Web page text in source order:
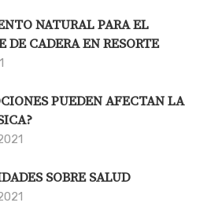
NATURAL PARA EL
DE CADERA EN RESORTE
PUEDEN AFECTAN LA
SOBRE SALUD